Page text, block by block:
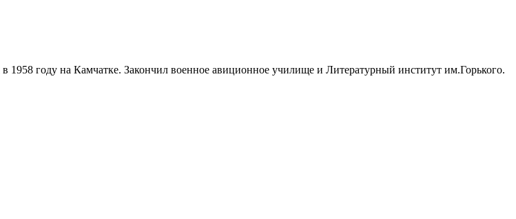
году на Камчатке. Закончил военное авиционное училище и Литературный институт им.Горького.